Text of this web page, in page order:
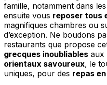
famille, notamment dans les
ensuite vous reposer tous
magnifiques chambres ou
d’exception. Ne boudons
restaurants que propose
grecques inoubliables aux
orientaux savoureux, le
uniques, pour des repas